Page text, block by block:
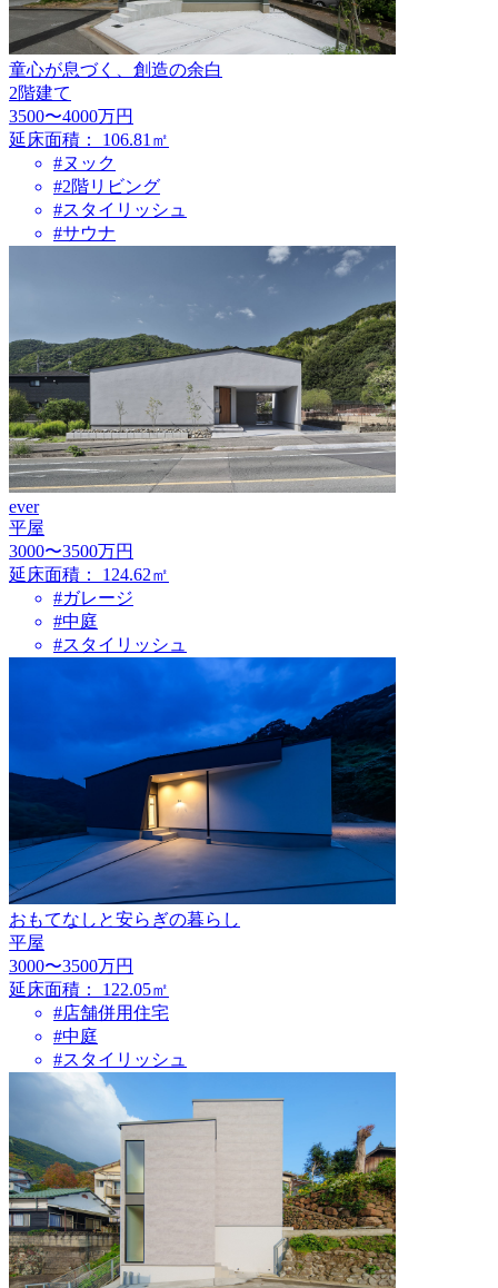
童心が息づく、創造の余白
2階建て
3500〜4000万円
延床面積：
106.81㎡
#ヌック
#2階リビング
#スタイリッシュ
#サウナ
ever
平屋
3000〜3500万円
延床面積：
124.62㎡
#ガレージ
#中庭
#スタイリッシュ
おもてなしと安らぎの暮らし
平屋
3000〜3500万円
延床面積：
122.05㎡
#店舗併用住宅
#中庭
#スタイリッシュ